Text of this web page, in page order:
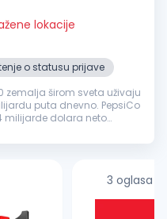
lokacije
o statusu prijave
zemalja širom sveta uživaju
puta dnevno. PepsiCo
milijarde dolara neto
3 oglasa